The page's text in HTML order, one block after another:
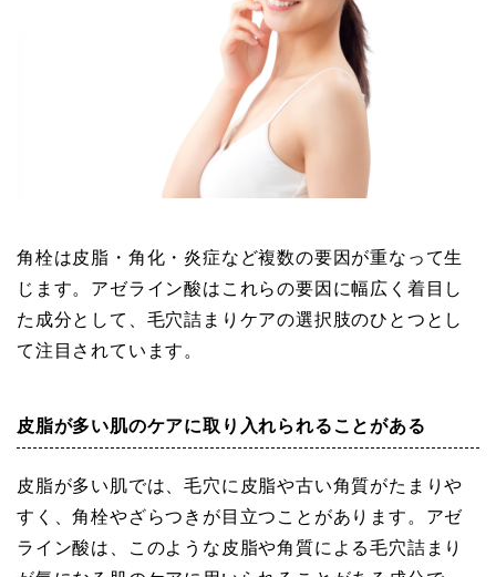
角栓は皮脂・角化・炎症など複数の要因が重なって生
じます。アゼライン酸はこれらの要因に幅広く着目し
た成分として、毛穴詰まりケアの選択肢のひとつとし
て注目されています。
皮脂が多い肌のケアに取り入れられることがある
皮脂が多い肌では、毛穴に皮脂や古い角質がたまりや
すく、角栓やざらつきが目立つことがあります。アゼ
ライン酸は、このような皮脂や角質による毛穴詰まり